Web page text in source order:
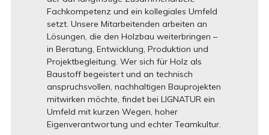
Fachkompetenz und ein kollegiales Umfeld
setzt. Unsere Mitarbeitenden arbeiten an
Lösungen, die den Holzbau weiterbringen –
in Beratung, Entwicklung, Produktion und
Projektbegleitung. Wer sich für Holz als
Baustoff begeistert und an technisch
anspruchsvollen, nachhaltigen Bauprojekten
mitwirken möchte, findet bei LIGNATUR ein
Umfeld mit kurzen Wegen, hoher
Eigenverantwortung und echter Teamkultur.